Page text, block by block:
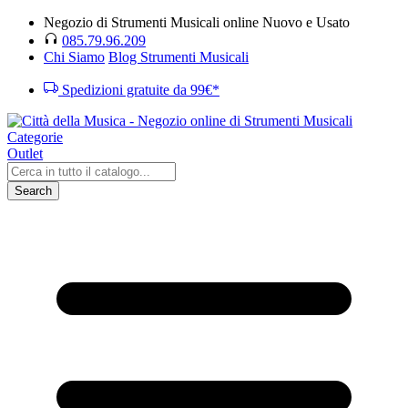
Negozio di Strumenti Musicali online Nuovo e Usato
085.79.96.209
Chi Siamo Blog Strumenti Musicali
Spedizioni gratuite da 99€*
Categorie
Outlet
Search